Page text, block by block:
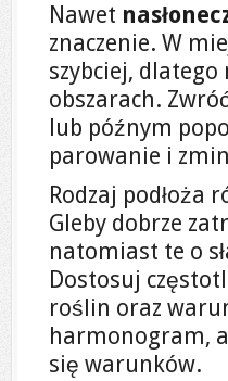
Nawet
znaczenie. W
szybciej,
obszarach.
lub późnym
parowanie i
Rodzaj podłoża
Gleby dobrze
natomiast te o
Dostosuj
roślin oraz
harmonogram,
się warunków.